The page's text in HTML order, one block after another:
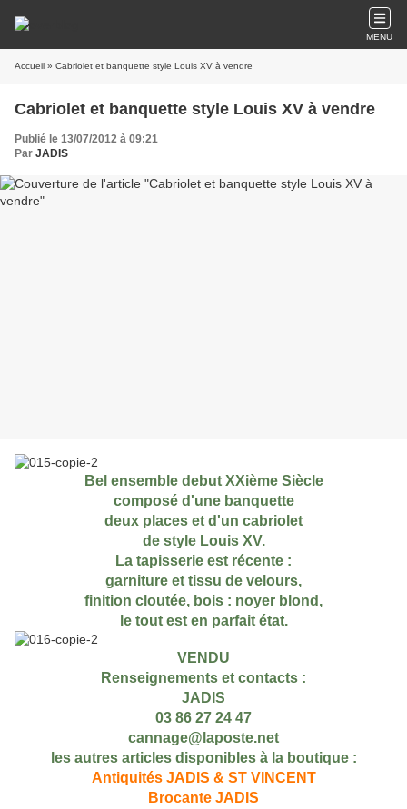
MENU
Accueil » Cabriolet et banquette style Louis XV à vendre
Cabriolet et banquette style Louis XV à vendre
Publié le 13/07/2012 à 09:21
Par JADIS
Bel ensemble debut XXième Siècle
composé d'une banquette
deux places et d'un cabriolet
de style Louis XV.
La tapisserie est récente :
garniture et tissu de velours,
finition cloutée, bois : noyer blond,
le tout est en parfait état.
VENDU
Renseignements et contacts :
JADIS
03 86 27 24 47
cannage@laposte.net
les autres articles disponibles à la boutique :
Antiquités JADIS & ST VINCENT
Brocante JADIS